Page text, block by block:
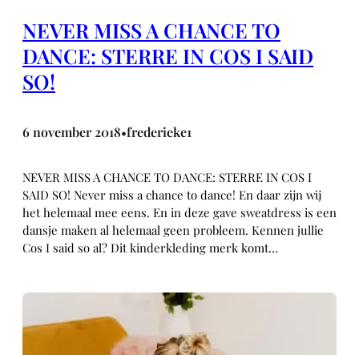
NEVER MISS A CHANCE TO
DANCE: STERRE IN COS I SAID
SO!
6 november 2018•frederieke1
NEVER MISS A CHANCE TO DANCE: STERRE IN COS I
SAID SO! Never miss a chance to dance! En daar zijn wij
het helemaal mee eens. En in deze gave sweatdress is een
dansje maken al helemaal geen probleem. Kennen jullie
Cos I said so al? Dit kinderkleding merk komt…